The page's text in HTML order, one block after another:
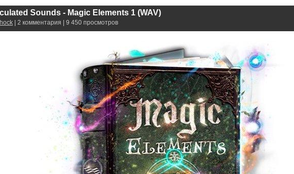
Sounds - Magic Elements 1 (WAV)
| 2 комментария | 9 450 просмотров